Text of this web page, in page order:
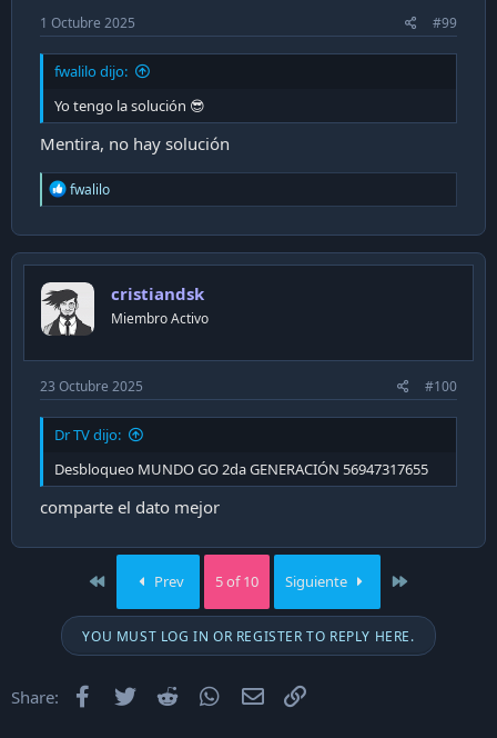
1 Octubre 2025 #99
fwalilo dijo:
Yo tengo la solución 😎
Mentira, no hay solución
R
e
c
t
o
n
s
fwalilo
cristiandsk
Miembro Activo
23 Octubre 2025 #100
Dr TV dijo:
Desbloqueo MUNDO GO 2da GENERACIÓN 56947317655
comparte el dato mejor
Prev 5 of 10 Siguiente
YOU MUST LOG IN OR REGISTER TO REPLY HERE.
Share: Facebook
Twitter Reddit WhatsApp
Email